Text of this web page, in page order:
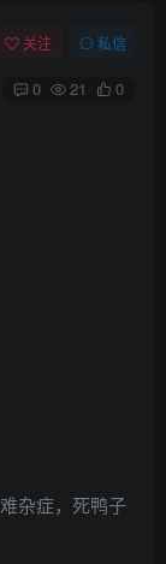
关注 私信
0 21 0
杂症，死鸭子